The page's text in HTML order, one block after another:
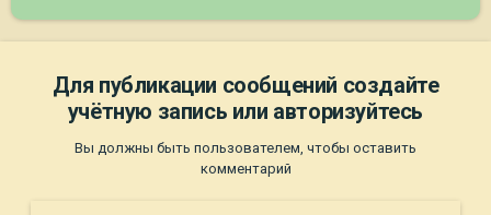
Для публикации сообщений создайте
учётную запись или авторизуйтесь
Вы должны быть пользователем, чтобы оставить
комментарий